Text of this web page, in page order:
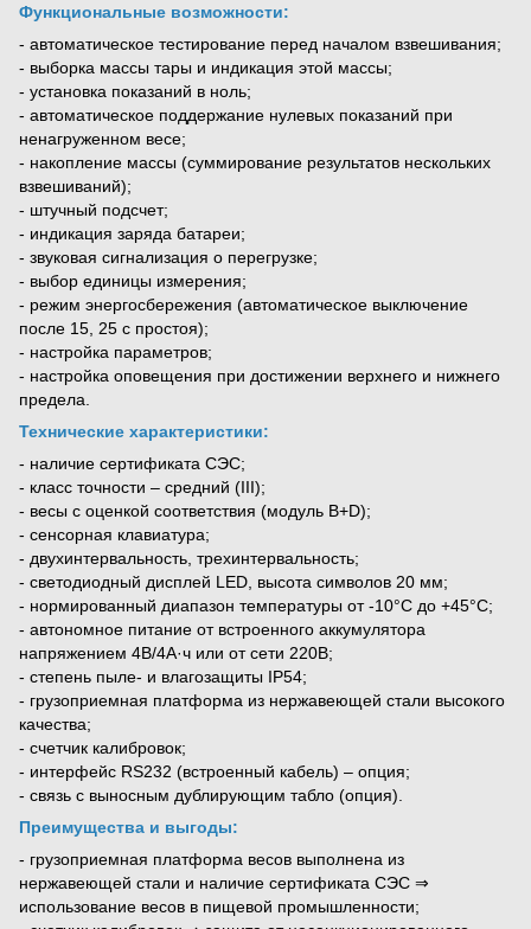
Функциональные возможности:
- автоматическое тестирование перед началом взвешивания;
- выборка массы тары и индикация этой массы;
- установка показаний в ноль;
- автоматическое поддержание нулевых показаний при
ненагруженном весе;
- накопление массы (суммирование результатов нескольких
взвешиваний);
- штучный подсчет;
- индикация заряда батареи;
- звуковая сигнализация о перегрузке;
- выбор единицы измерения;
- режим энергосбережения (автоматическое выключение
после 15, 25 с простоя);
- настройка параметров;
- настройка оповещения при достижении верхнего и нижнего
предела.
Технические характеристики:
- наличие сертификата СЭС;
- класс точности – средний (III);
- весы с оценкой соответствия (модуль B+D);
- сенсорная клавиатура;
- двухинтервальность, трехинтервальность;
- светодиодный дисплей LED, высота символов 20 мм;
- нормированный диапазон температуры от -10°С до +45°С;
- автономное питание от встроенного аккумулятора
напряжением 4В/4А·ч или от сети 220В;
- степень пыле- и влагозащиты IP54;
- грузоприемная платформа из нержавеющей стали высокого
качества;
- счетчик калибровок;
- интерфейс RS232 (встроенный кабель) – опция;
- связь с выносным дублирующим табло (опция).
Преимущества и выгоды:
- грузоприемная платформа весов выполнена из
нержавеющей стали и наличие сертификата СЭС ⇒
использование весов в пищевой промышленности;